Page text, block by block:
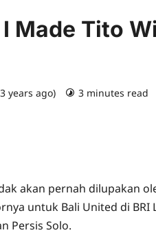
Made Tito
years ago) 3 minutes read
akan pernah dilupakan
untuk Bali United di BRI
Persis Solo.